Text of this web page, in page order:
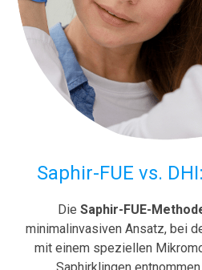
Saphir-FUE vs.
Die Saphir-FUE-
minimalinvasiven Ansatz, bei
mit einem speziellen